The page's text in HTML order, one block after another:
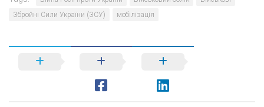
Збройні Сили України (ЗСУ)
мобілізація